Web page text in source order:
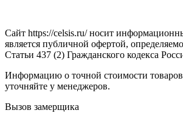
Сайт https://celsis.ru/ носит
является публичной офертой,
Статьи 437 (2) Гражданского кодекса
Информацию о точной стоимости
уточняйте у менеджеров.
Вызов замерщика